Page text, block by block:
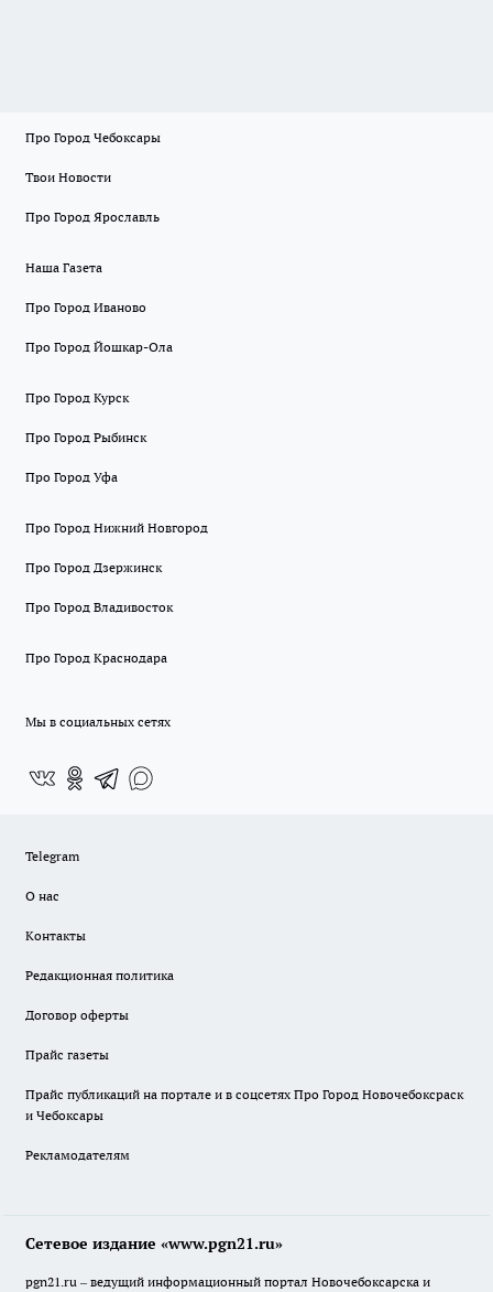
Про Город Чебоксары
Твои Новости
Про Город Ярославль
Наша Газета
Про Город Иваново
Про Город Йошкар-Ола
Про Город Курск
Про Город Рыбинск
Про Город Уфа
Про Город Нижний Новгород
Про Город Дзержинск
Про Город Владивосток
Про Город Краснодара
Мы в социальных сетях
Telegram
О нас
Контакты
Редакционная политика
Договор оферты
Прайс газеты
Прайс публикаций на портале и в соцсетях Про Город Новочебоксраск
и Чебоксары
Рекламодателям
Сетевое издание «www.pgn21.ru»
pgn21.ru – ведущий информационный портал Новочебоксарска и